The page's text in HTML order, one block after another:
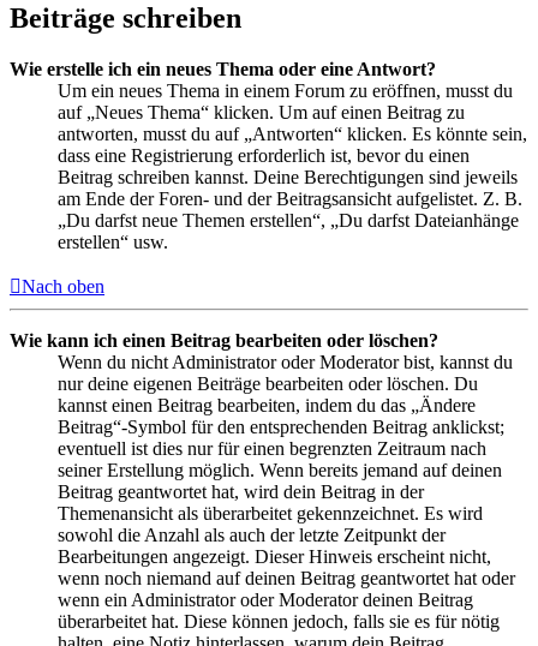
Beiträge schreiben
Wie erstelle ich ein neues Thema oder eine Antwort?
Um ein neues Thema in einem Forum zu eröffnen, musst du
auf „Neues Thema“ klicken. Um auf einen Beitrag zu
antworten, musst du auf „Antworten“ klicken. Es könnte sein,
dass eine Registrierung erforderlich ist, bevor du einen
Beitrag schreiben kannst. Deine Berechtigungen sind jeweils
am Ende der Foren- und der Beitragsansicht aufgelistet. Z. B.
„Du darfst neue Themen erstellen“, „Du darfst Dateianhänge
erstellen“ usw.
Nach oben
Wie kann ich einen Beitrag bearbeiten oder löschen?
Wenn du nicht Administrator oder Moderator bist, kannst du
nur deine eigenen Beiträge bearbeiten oder löschen. Du
kannst einen Beitrag bearbeiten, indem du das „Ändere
Beitrag“-Symbol für den entsprechenden Beitrag anklickst;
eventuell ist dies nur für einen begrenzten Zeitraum nach
seiner Erstellung möglich. Wenn bereits jemand auf deinen
Beitrag geantwortet hat, wird dein Beitrag in der
Themenansicht als überarbeitet gekennzeichnet. Es wird
sowohl die Anzahl als auch der letzte Zeitpunkt der
Bearbeitungen angezeigt. Dieser Hinweis erscheint nicht,
wenn noch niemand auf deinen Beitrag geantwortet hat oder
wenn ein Administrator oder Moderator deinen Beitrag
überarbeitet hat. Diese können jedoch, falls sie es für nötig